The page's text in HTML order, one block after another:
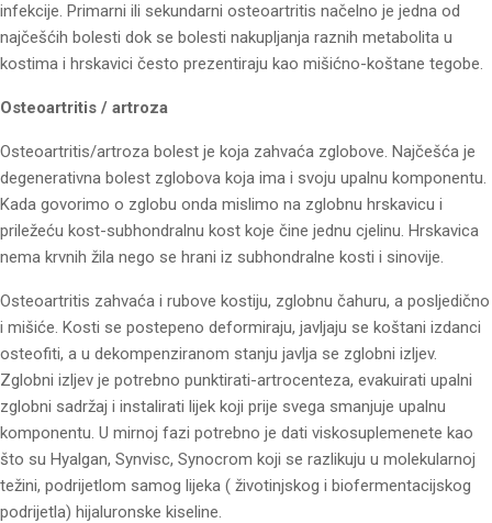
infekcije. Primarni ili sekundarni osteoartritis načelno je jedna od
najčešćih bolesti dok se bolesti nakupljanja raznih metabolita u
kostima i hrskavici često prezentiraju kao mišićno-koštane tegobe.
Osteoartritis / artroza
Osteoartritis/artroza bolest je koja zahvaća zglobove. Najčešća je
degenerativna bolest zglobova koja ima i svoju upalnu komponentu.
Kada govorimo o zglobu onda mislimo na zglobnu hrskavicu i
priležeću kost-subhondralnu kost koje čine jednu cjelinu. Hrskavica
nema krvnih žila nego se hrani iz subhondralne kosti i sinovije.
Osteoartritis zahvaća i rubove kostiju, zglobnu čahuru, a posljedično
i mišiće. Kosti se postepeno deformiraju, javljaju se koštani izdanci
osteofiti, a u dekompenziranom stanju javlja se zglobni izljev.
Zglobni izljev je potrebno punktirati-artrocenteza, evakuirati upalni
zglobni sadržaj i instalirati lijek koji prije svega smanjuje upalnu
komponentu. U mirnoj fazi potrebno je dati viskosuplemenete kao
što su Hyalgan, Synvisc, Synocrom koji se razlikuju u molekularnoj
težini, podrijetlom samog lijeka ( životinjskog i biofermentacijskog
podrijetla) hijaluronske kiseline.